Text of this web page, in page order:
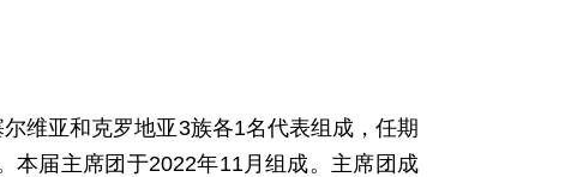
维亚和克罗地亚3族各1名代表组成，任期
本届主席团于2022年11月组成。主席团成